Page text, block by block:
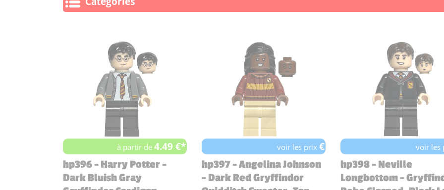
à partir de4.49 €*
hp396 - Harry Potter -
Dark Bluish Gray
voir les prix€
hp397 - Angelina Johnson
- Dark Red Gryffindor
voir les
hp398 - Neville
Longbottom -